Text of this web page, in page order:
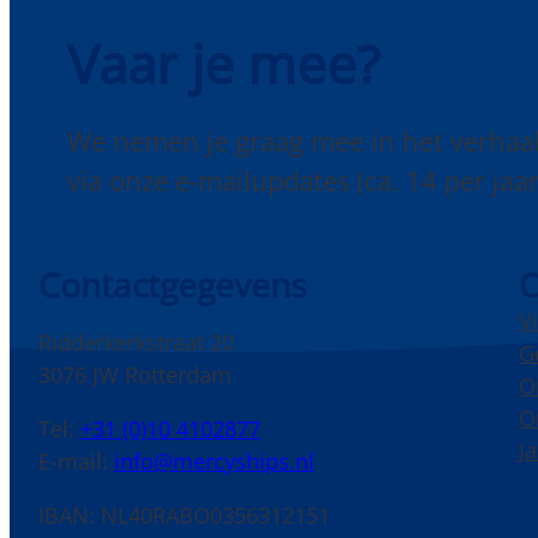
We nemen je graag mee in het
via onze e-mailupdates (ca. 14 per
Ridderkerkstraat 20
3076 JW Rotterdam
Tel: +31 (0)10 4102877
E-mail: info@mercyships.nl
IBAN: NL40RABO0356312151